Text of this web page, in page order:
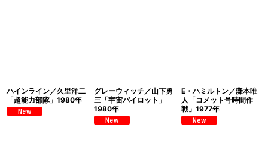
ハインライン／久里洋二
「超能力部隊」1980年
グレーウィッチ／山下勇
三「宇宙パイロット」
1980年
E・ハミルトン／灘本唯
人「コメット号時間作
戦」1977年